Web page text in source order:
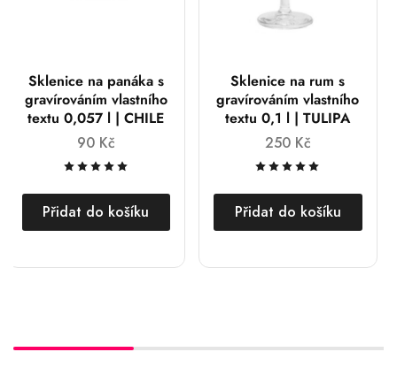
Sklenice na panáka s
gravírováním vlastního
textu 0,057 l | CHILE
90 Kč
Přidat do košíku
Sklenice na rum s
gravírováním vlastního
textu 0,1 l | TULIPA
250 Kč
Přidat do košíku